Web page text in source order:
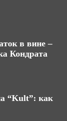
в вине –
Кондрата
“Kult”: как